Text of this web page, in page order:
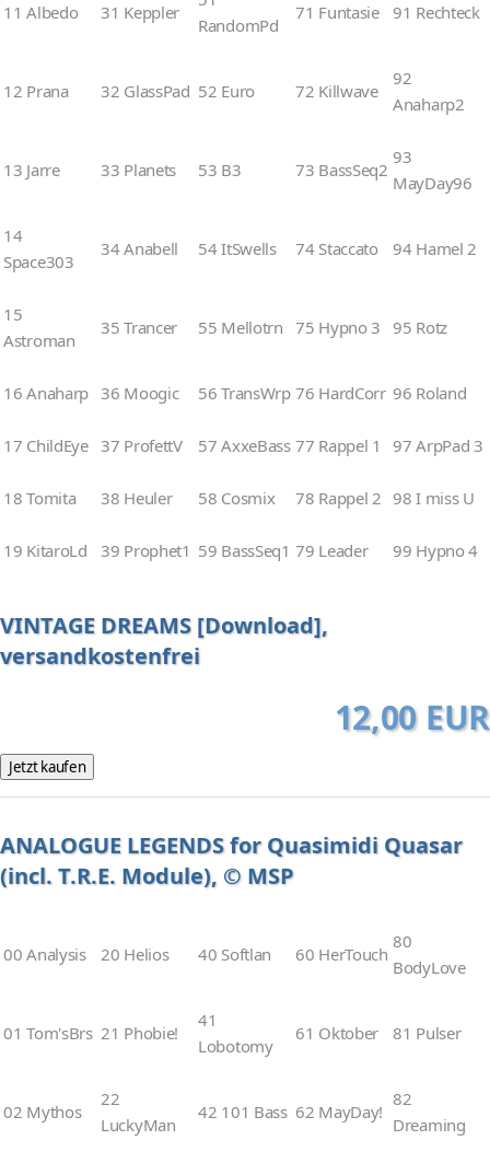
11 Albedo 31 Keppler
RandomPd
71 Funtasie 91 Rechteck
12 Prana 32 GlassPad 52 Euro 72 Killwave
92
Anaharp2
13 Jarre 33 Planets 53 B3 73 BassSeq2
93
MayDay96
14
Space303
34 Anabell 54 ItSwells 74 Staccato 94 Hamel 2
15
Astroman
35 Trancer 55 Mellotrn 75 Hypno 3 95 Rotz
16 Anaharp 36 Moogic 56 TransWrp 76 HardCorr 96 Roland
17 ChildEye 37 ProfettV 57 AxxeBass 77 Rappel 1 97 ArpPad 3
18 Tomita 38 Heuler 58 Cosmix 78 Rappel 2 98 I miss U
19 KitaroLd 39 Prophet1 59 BassSeq1 79 Leader 99 Hypno 4
VINTAGE DREAMS [Download],
versandkostenfrei
12,00 EUR
ANALOGUE LEGENDS for Quasimidi Quasar
(incl. T.R.E. Module), © MSP
00 Analysis 20 Helios 40 Softlan 60 HerTouch
80
BodyLove
01 Tom'sBrs 21 Phobie!
41
Lobotomy
61 Oktober 81 Pulser
02 Mythos
22
LuckyMan
42 101 Bass 62 MayDay!
82
Dreaming